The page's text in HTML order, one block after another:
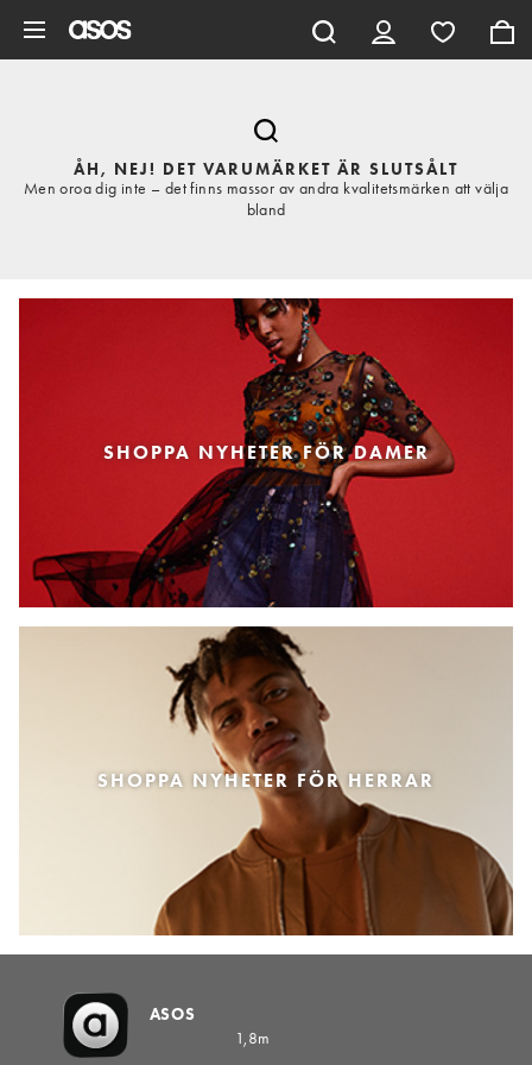
ÅH, NEJ! DET VARUMÄRKET ÄR SLUTSÅLT
Men oroa dig inte – det finns massor av andra kvalitetsmärken att välja
bland
SHOPPA NYHETER FÖR DAMER
SHOPPA NYHETER FÖR HERRAR
ASOS
1,8m